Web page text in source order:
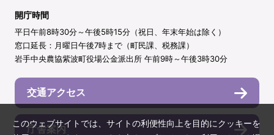
開庁時間
平日午前8時30分～午後5時15分（祝日、年末年始は除く）
窓口延長：月曜日午後7時まで（町民課、税務課）
岩手中央農協紫波町役場公金派出所 午前9時～午後3時30分
交通アクセス
庁舎案内
このウェブサイトでは、サイトの利便性向上を目的にクッキーを